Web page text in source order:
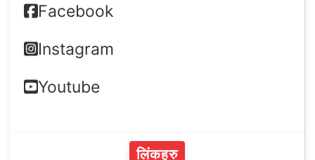
Facebook
Instagram
Youtube
लिंकहरु